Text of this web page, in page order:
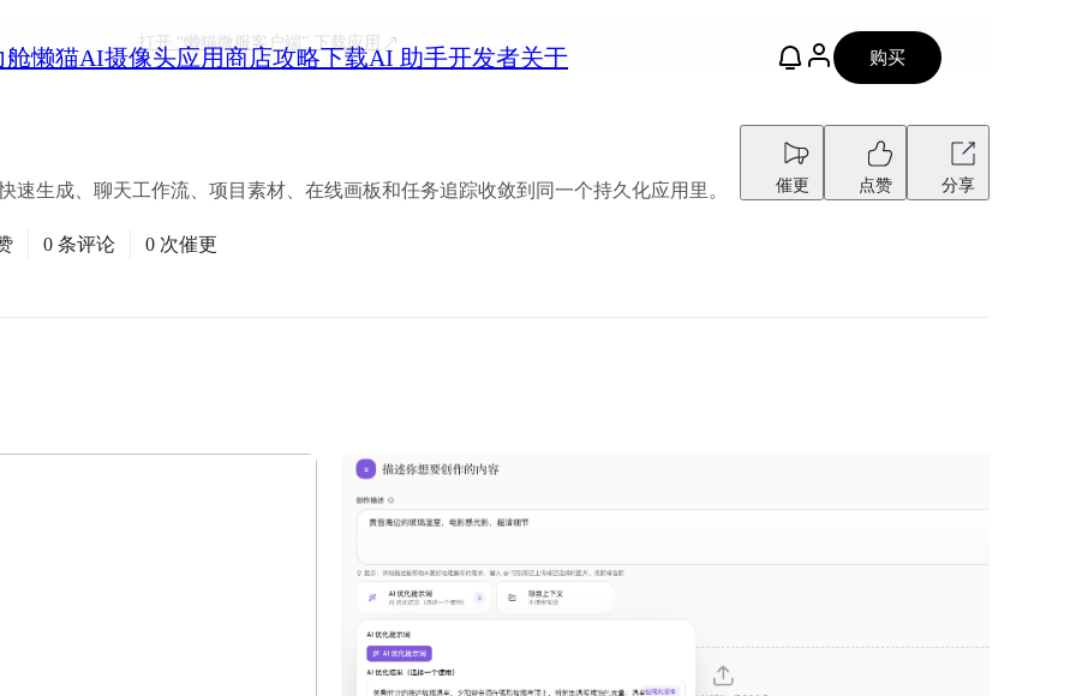
舱懒猫AI摄像头应用商店攻略下载AI 助手开发者关于 购买
打开 “懒猫微服客户端”下载应用
速生成、聊天工作流、项目素材、在线画板和任务追踪收敛到同一个持久化应用里。 催更 点赞 分享
0 条评论 0 次催更